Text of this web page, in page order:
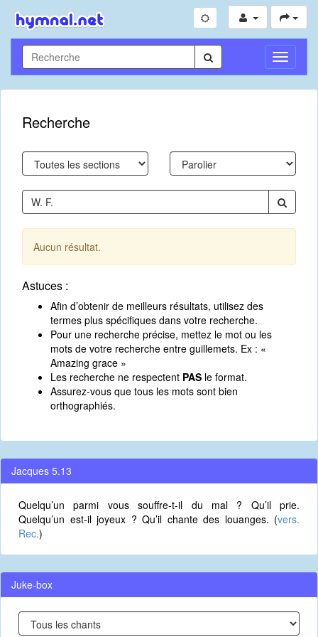
Toggle
Recherche
Aucun résultat.
Astuces :
Afin d’obtenir de meilleurs résultats, utilisez des
termes plus spécifiques dans votre recherche.
Pour une recherche précise, mettez le mot ou les
mots de votre recherche entre guillemets. Ex : «
Amazing grace »
Les recherche ne respectent PAS le format.
Assurez-vous que tous les mots sont bien
orthographiés.
Jacques 5.13
Quelqu’un parmi vous souffre-t-il du mal ? Qu’il prie.
Quelqu’un est-il joyeux ? Qu’il chante des louanges. (vers.
Rec.)
Juke-box